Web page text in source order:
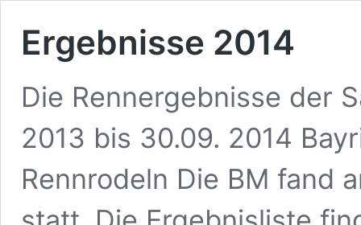
Ergebnisse 2014
Die Rennergebnisse der
2013 bis 30.09. 2014
Rennrodeln Die BM fand